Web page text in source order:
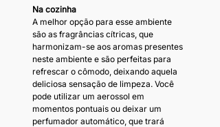
Na cozinha
A melhor opção para esse ambiente
são as fragrâncias cítricas, que
harmonizam-se aos aromas presentes
neste ambiente e são perfeitas para
refrescar o cômodo, deixando aquela
deliciosa sensação de limpeza. Você
pode utilizar um aerossol em
momentos pontuais ou deixar um
perfumador automático, que trará